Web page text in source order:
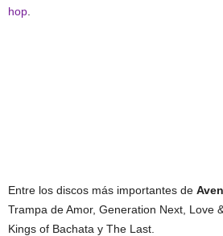
hop
Entre los discos más importantes de
Trampa de Amor, Generation Next, Love
Kings of Bachata y The Last.